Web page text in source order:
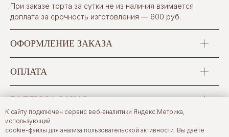
При заказе торта за сутки не из наличия взимается
доплата за срочность изготовления — 600 руб.
ОФОРМЛЕНИЕ ЗАКАЗА
ОПЛАТА
БАЛЛЫ ЗА ЗАКАЗ
САМОВЫВОЗ
К сайту подключен сервис веб-аналитики Яндекс Метрика,
использующий
cookie-файлы для анализа пользовательской активности. Вы даёте